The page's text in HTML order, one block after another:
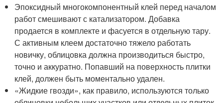
Эпоксидный многокомпонентный клей перед началом
работ смешивают с катализатором. Добавка
продается в комплекте и фасуется в отдельную тару.
С активным клеем достаточно тяжело работать
новичку, облицовка должна производиться быстро,
точно и аккуратно. Попавший на поверхность плитки
клей, должен быть моментально удален.
«Жидкие гвозди», как правило, используются только